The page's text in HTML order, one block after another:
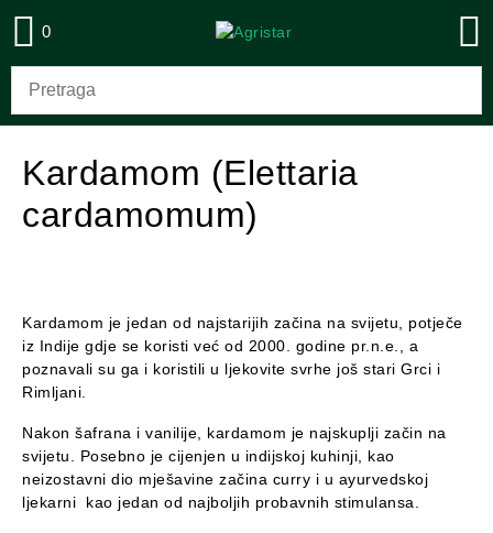
0
Kardamom (Elettaria
cardamomum)
Kardamom je jedan od najstarijih začina na svijetu, potječe
iz Indije gdje se koristi već od 2000. godine pr.n.e., a
poznavali su ga i koristili u ljekovite svrhe još stari Grci i
Rimljani.
Nakon šafrana i vanilije, kardamom je najskuplji začin na
svijetu. Posebno je cijenjen u indijskoj kuhinji, kao
neizostavni dio mješavine začina curry i u ayurvedskoj
ljekarni kao jedan od najboljih probavnih stimulansa.